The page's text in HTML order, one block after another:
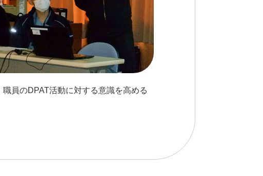
員のDPAT活動に対する意識を高める